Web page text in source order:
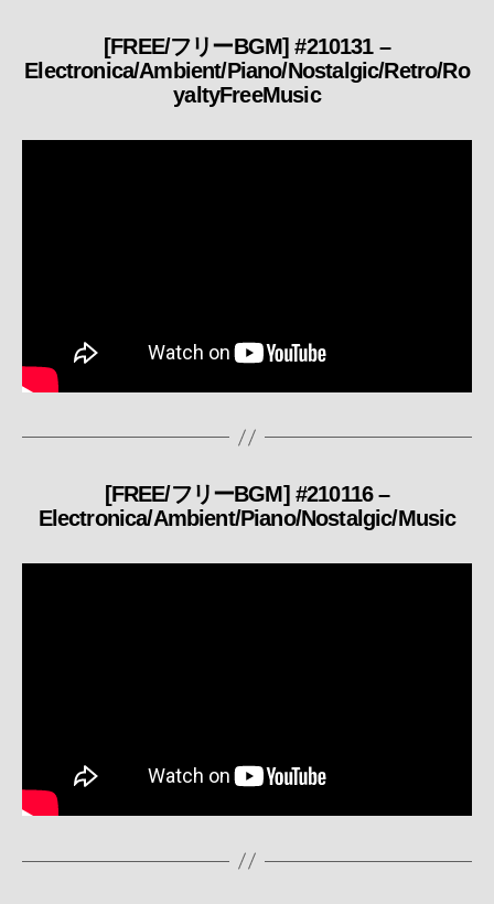
カ
テ
ゴ
ー
[FREE/フリーBGM] #210131 –
Electronica/Ambient/Piano/Nostalgic/Retro/Ro
yaltyFreeMusic
カ
テ
リ
[FREE/フリーBGM] #210116 –
Electronica/Ambient/Piano/Nostalgic/Music